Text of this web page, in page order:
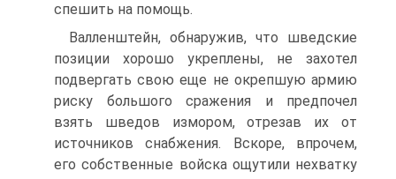
спешить на помощь.
Валленштейн, обнаружив, что шведские
позиции хорошо укреплены, не захотел
подвергать свою еще не окрепшую армию
риску большого сражения и предпочел
взять шведов измором, отрезав их от
источ­ников снабжения. Вскоре, впрочем,
его собственные войска ощутили нехватку